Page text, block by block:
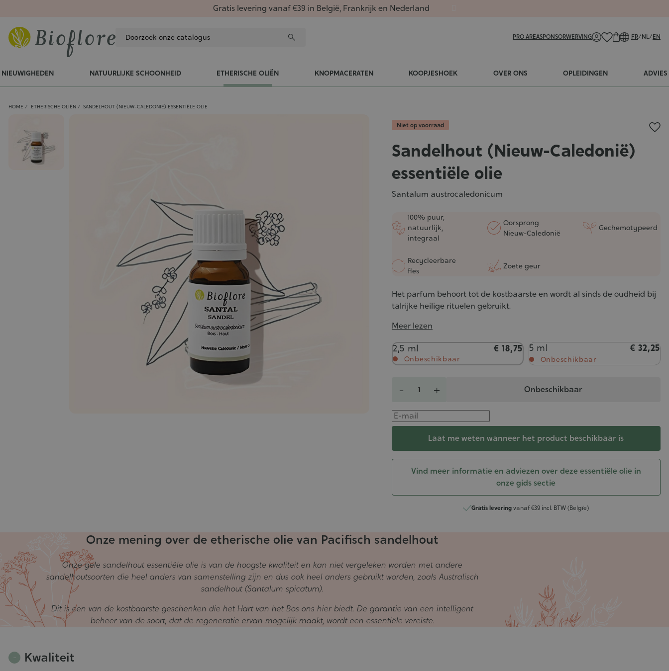
Gratis levering vanaf €39 in België, Frankrijk en Nederland
PRO AREASPONSORWERVING FR/NL/EN
NIEUWIGHEDEN NATUURLIJKE SCHOONHEID ETHERISCHE OLIËN KNOPMACERATEN KOOPJESHOEK OVER ONS OPLEIDINGEN ADVIES
HOME ETHERISCHE OLIËN SANDELHOUT (NIEUW-CALEDONIË) ESSENTIËLE OLIE
Niet op voorraad
Sandelhout (Nieuw-Caledonië)
essentiële olie
Santalum austrocaledonicum
100% puur,
natuurlijk,
integraal
Oorsprong
Nieuw-Caledonië
Gechemotypeerd
Recycleerbare
fles
Zoete geur
Het parfum behoort tot de kostbaarste en wordt al sinds de oudheid bij
talrijke heilige rituelen gebruikt.
Meer lezen
Inhoud
2,5 ml € 18,75
Onbeschikbaar
5 ml € 32,25
Onbeschikbaar
- + Onbeschikbaar
Laat me weten wanneer het product beschikbaar is
Vind meer informatie en adviezen over deze essentiële olie in
onze gids sectie
Gratis leveringvanaf €39 incl. BTW (Belgïe)
Onze mening over de etherische olie van Pacifisch sandelhout
Onze gele sandelhout essentiële olie is van de hoogste kwaliteit en kan niet vergeleken worden met andere
sandelhoutsoorten die heel anders van samenstelling zijn en dus ook heel anders gebruikt worden, zoals Australisch
sandelhout (Santalum spicatum).
Dit is een van de kostbaarste geschenken die het Hart van het Bos ons hier biedt. De garantie van een intelligent
beheer van de soort, dat de regeneratie ervan mogelijk maakt, wordt een essentiële vereiste.
Kwaliteit